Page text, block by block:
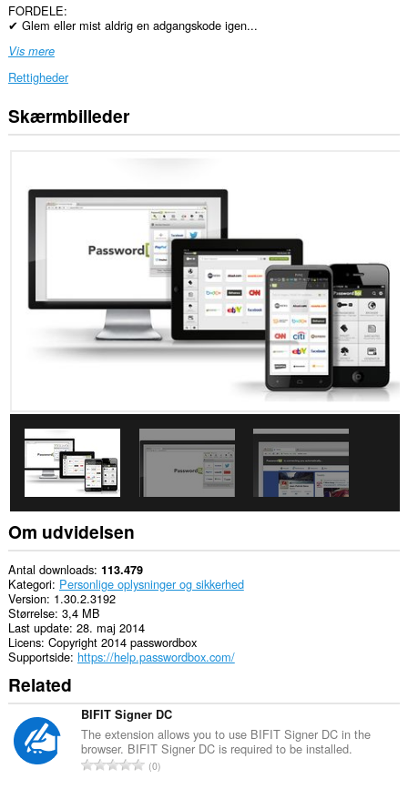
FORDELE:
✔ Glem eller mist aldrig en adgangskode igen...
Vis mere
Rettigheder
Denne
udvidelse
websteder.
udvidelse
udvidelse
adgang
dine
faner
og
din
browseraktivitet.
Skærmbilleder
Om udvidelsen
Antal downloads 113.479
Kategori Personlige oplysninger og sikkerhed
Version 1.30.2.3192
Størrelse 3,4 MB
Last update 28. maj 2014
Licens Copyright 2014 passwordbox
Supportside https://help.passwordbox.com/
Related
BIFIT Signer DC
The extension allows you to use BIFIT Signer DC in the
browser. BIFIT Signer DC is required to be installed.
A0